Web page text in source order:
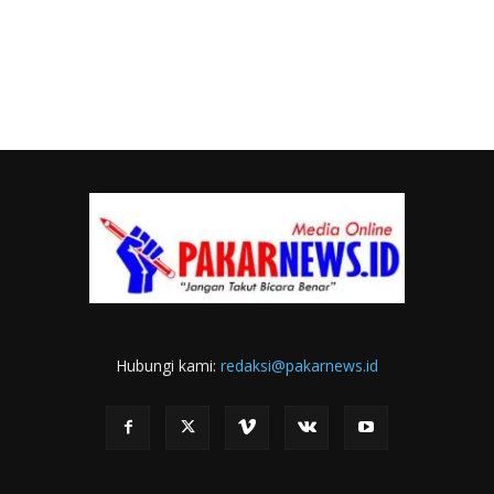
Hubungi kami: redaksi@pakarnews.id